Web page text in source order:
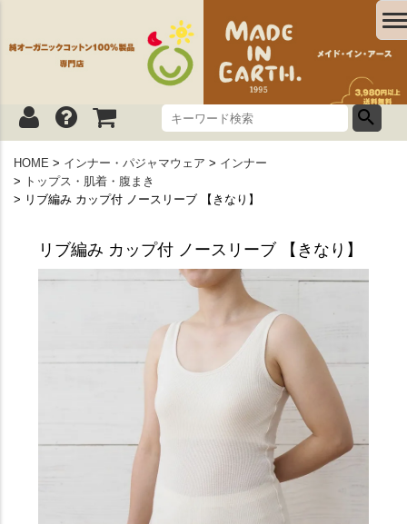
HOME インナー・パジャマウェア
インナー
トップス・肌着・腹まき
リブ編み カップ付 ノースリーブ 【きなり】
リブ編み カップ付 ノースリーブ 【きなり】